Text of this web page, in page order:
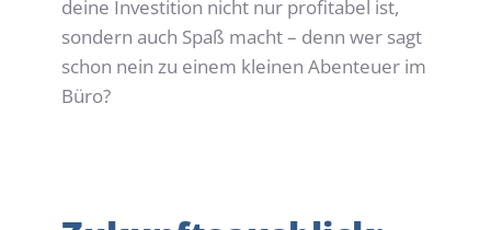
deine Investition nicht nur profitabel ist,
sondern auch Spaß macht – denn wer sagt
schon nein zu einem kleinen Abenteuer im
Büro?